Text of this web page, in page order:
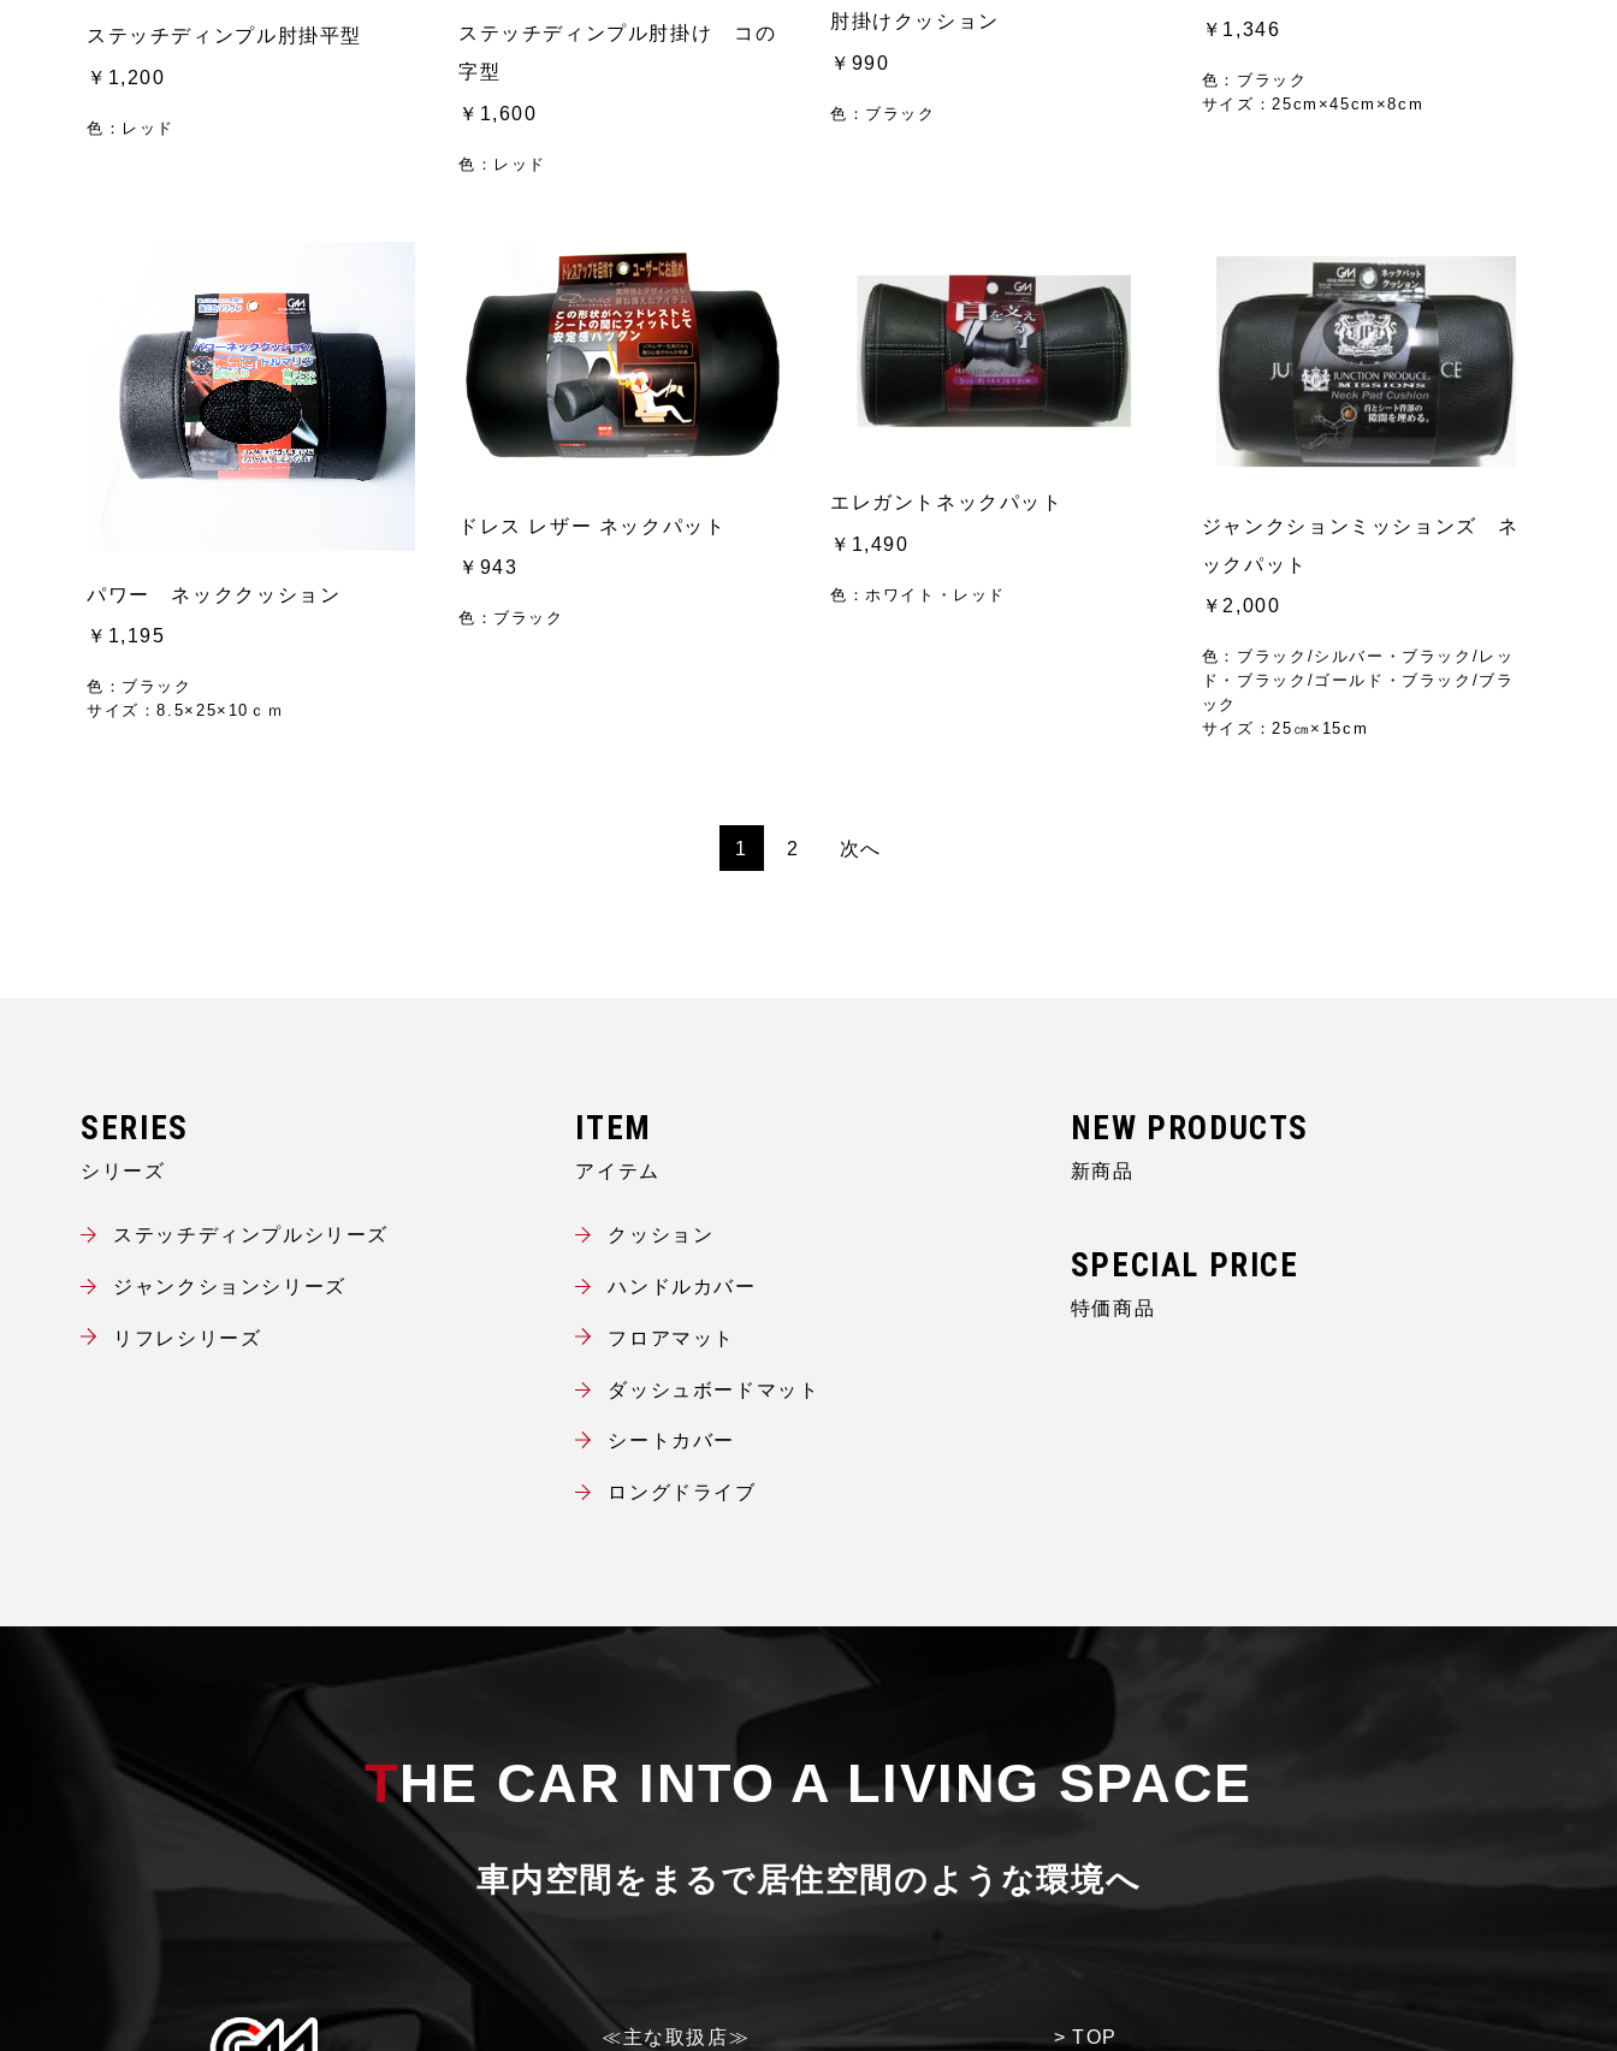
ステッチディンプル肘掛平型
￥1,200
色：レッド
ステッチディンプル肘掛け コの
字型
￥1,600
色：レッド
肘掛けクッション
￥990
色：ブラック
￥1,346
色：ブラック
サイズ：25cm×45cm×8cm
パワー ネッククッション
￥1,195
色：ブラック
サイズ：8.5×25×10ｃｍ
ドレス レザー ネックパット
￥943
色：ブラック
エレガントネックパット
￥1,490
色：ホワイト・レッド
ジャンクションミッションズ ネ
ックパット
￥2,000
色：ブラック/シルバー・ブラック/レッ
ド・ブラック/ゴールド・ブラック/ブラ
ック
サイズ：25㎝×15cm
1 2 次へ
シリーズ
ステッチディンプルシリーズ
ジャンクションシリーズ
リフレシリーズ
アイテム
クッション
ハンドルカバー
フロアマット
ダッシュボードマット
シートカバー
ロングドライブ
新商品
特価商品
THE CAR INTO A LIVING SPACE
車内空間を まるで居住空間のような環境へ
≪主な取扱店≫ TOP